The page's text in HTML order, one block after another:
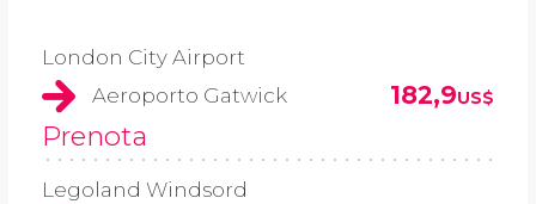
London City Airport
Aeroporto Gatwick
182,9US$
Prenota
Legoland Windsord